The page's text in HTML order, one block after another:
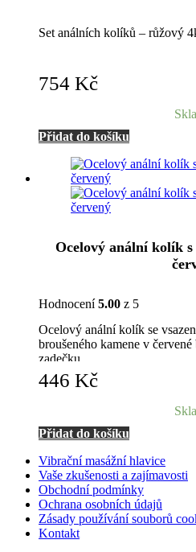
Set análních kolíků – růžový
754 Kč
Přidat do košíku
Ocelový anální kolík
Hodnocení5.00 z 5
Ocelový anální kolík se
broušeného kamene v
zadečku.
446 Kč
Přidat do košíku
Vibrační masážní hlavice
Vaše zkušenosti a zajímavosti
Obchodní podmínky
Ochrana osobních údajů
Zásady používání souborů
Kontakt